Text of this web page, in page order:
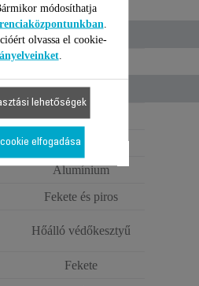
110–240 V
Alumínium
Fekete és piros
Hőálló védőkesztyű
Fekete
módosíthatja
olvassa el cookie-
.
lehetőségek
elfogadása